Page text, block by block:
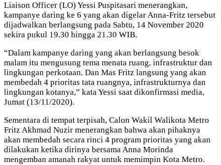
Liaison Officer (LO) Yessi Puspitasari menerangkan,
kampanye daring ke 6 yang akan digelar Anna-Fritz tersebut
dijadwalkan berlangsung pada Sabtu, 14 November 2020
sekira pukul 19.30 hingga 21.30 WIB.
“Dalam kampanye daring yang akan berlangsung besok
malam itu mengusung tema menata ruang, infrastruktur dan
lingkungan perkotaan. Dan Mas Fritz langsung yang akan
membedah 4 prioritas tata ruangnya, infrastrukturnya dan
lingkungan kotanya,” kata Yessi saat dikonfirmasi media,
Jumat (13/11/2020).
Sementara di tempat terpisah, Calon Wakil Walikota Metro
Fritz Akhmad Nuzir menerangkan bahwa akan pihaknya
akan membedah secara rinci 4 program prioritas yang akan
dilakukan ketika dirinya bersama Anna Morinda
mengemban amanah rakyat untuk memimpin Kota Metro.